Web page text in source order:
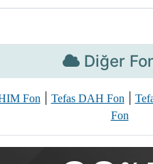
Diğer
Fon| Tefas DAH Fon|
Fon